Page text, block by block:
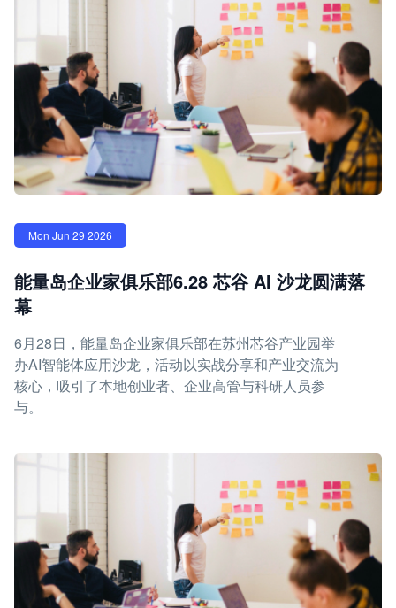
Mon Jun 29 2026
能量岛企业家俱乐部6.28 芯谷 AI 沙龙圆满落
幕
6月28日，能量岛企业家俱乐部在苏州芯谷产业园举
办AI智能体应用沙龙，活动以实战分享和产业交流为
核心，吸引了本地创业者、企业高管与科研人员参
与。